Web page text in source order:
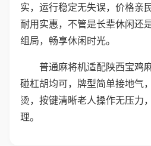
实，运行稳定无失误，价格亲
耐用实惠，不管是长辈休闲还
组局，畅享休闲时光。
普通麻将机适配陕西宝鸡
碰杠胡均可，牌型简单接地气
烫，按键清晰老人操作无压力
理。